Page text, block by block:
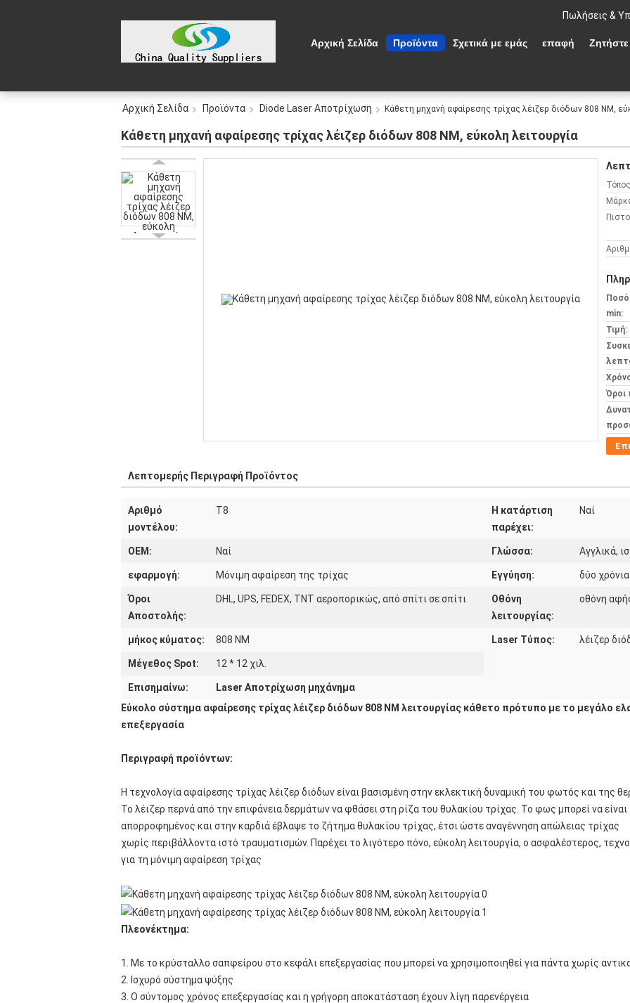
Πωλήσεις &
Αρχική Σελίδα Προϊόντα Σχετικά με εμάς επαφή
Αρχική Σελίδα Προϊόντα Diode Laser Αποτρίχωση Κάθετη μηχανή αφαίρεσης τρίχας λέιζερ διόδων 808 NM,
Κάθετη μηχανή αφαίρεσης τρίχας λέιζερ διόδων 808 NM, εύκολη λειτουργία
min:
Τιμή:
Όροι
Λεπτομερής Περιγραφή Προϊόντος
Αριθμό
μοντέλου:
Τ8
Η κατάρτιση
παρέχει:
Ναί
OEM: Ναί Γλώσσα: Αγγλικά,
εφαρμογή: Μόνιμη αφαίρεση της τρίχας Εγγύηση: δύο χρόνια
Όροι
Αποστολής:
DHL, UPS, FEDEX, TNT αεροπορικώς, από σπίτι σε σπίτι
Οθόνη
λειτουργίας:
οθόνη
μήκος κύματος: 808 NM Laser Τύπος: λέιζερ
Μέγεθος Spot: 12 * 12 χιλ.
Επισημαίνω:
Laser Αποτρίχωση μηχάνημα
Εύκολο σύστημα αφαίρεσης τρίχας λέιζερ διόδων 808 NM λειτουργίας κάθετο πρότυπο με το μεγάλο
επεξεργασία
Περιγραφή προϊόντων:
Η τεχνολογία αφαίρεσης τρίχας λέιζερ διόδων είναι βασισμένη στην εκλεκτική δυναμική του φωτός και της
Το λέιζερ περνά από την επιφάνεια δερμάτων να φθάσει στη ρίζα του θυλακίου τρίχας. Το φως μπορεί να είναι
απορροφημένος και στην καρδιά έβλαψε το ζήτημα θυλακίου τρίχας, έτσι ώστε αναγέννηση απώλειας τρίχας
χωρίς περιβάλλοντα ιστό τραυματισμών. Παρέχει το λιγότερο πόνο, εύκολη λειτουργία, ο ασφαλέστερος,
για τη μόνιμη αφαίρεση τρίχας
Πλεονέκτημα:
1. Με το κρύσταλλο σαπφείρου στο κεφάλι επεξεργασίας που μπορεί να χρησιμοποιηθεί για πάντα χωρίς
2. Ισχυρό σύστημα ψύξης
3. Ο σύντομος χρόνος επεξεργασίας και η γρήγορη αποκατάσταση έχουν λίγη παρενέργεια